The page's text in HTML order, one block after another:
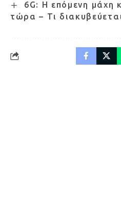
6G: Η επόμενη μάχη
τώρα – Τι